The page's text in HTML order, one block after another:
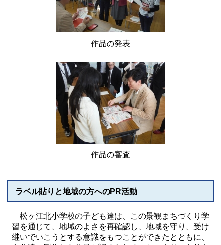
作品の発表
作品の審査
ラベル貼りと地域の方へのPR活動
松ヶ江北小学校の子ども達は、この景観まちづくり学
習を通じて、地域のよさを再確認し、地域を守り、受け
継いでいこうとする意識をもつことができたとともに、